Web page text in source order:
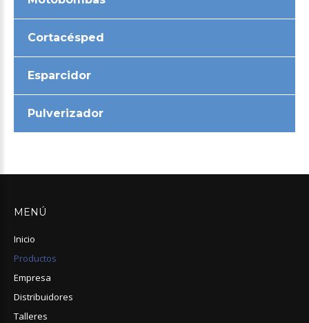
Cortacésped
Esparcidor
Pulverizador
MENÚ
Inicio
Productos
Empresa
Distribuidores
Talleres